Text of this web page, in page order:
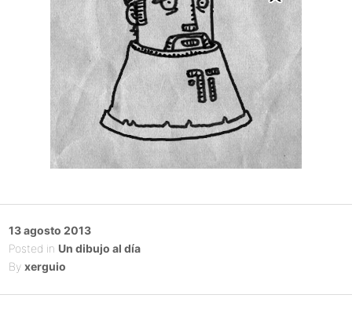
Posted
on
13 agosto 2013
Posted in Un dibujo al día
By xerguio